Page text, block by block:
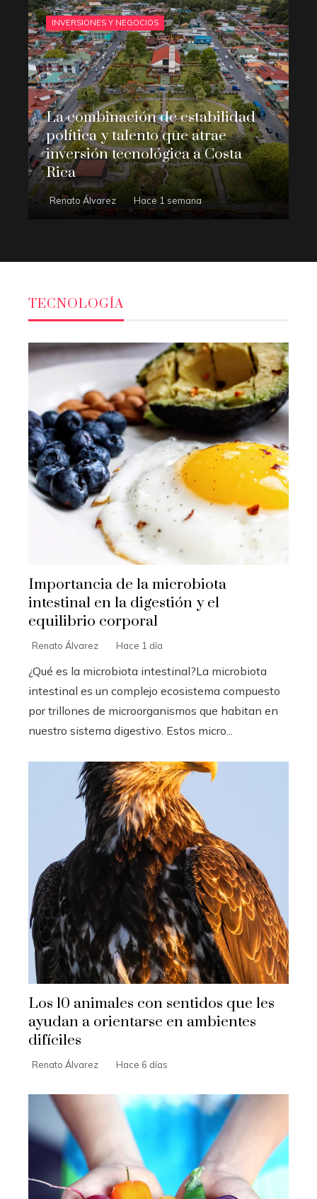
INVERSIONES Y NEGOCIOS
La combinación de estabilidad
política y talento que atrae
inversión tecnológica a Costa
Rica
Renato Álvarez Hace 1 semana
TECNOLOGÍA
Importancia de la microbiota
intestinal en la digestión y el
equilibrio corporal
Renato Álvarez Hace 1 día
¿Qué es la microbiota intestinal?La microbiota
intestinal es un complejo ecosistema compuesto
por trillones de microorganismos que habitan en
nuestro sistema digestivo. Estos micro...
Los 10 animales con sentidos que les
ayudan a orientarse en ambientes
difíciles
Renato Álvarez Hace 6 días